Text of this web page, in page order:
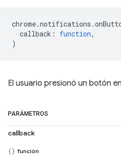
chrome.notifications .
callback : function,
)
El usuario presionó un botón
PARÁMETROS
callback
función